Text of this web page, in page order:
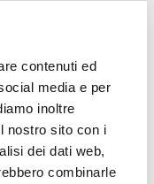
contenuti ed
media e per
inoltre
nostro sito con i
dei dati web,
combinarle
aggiungere un
marketing: è
in cui i brand
più dirette,